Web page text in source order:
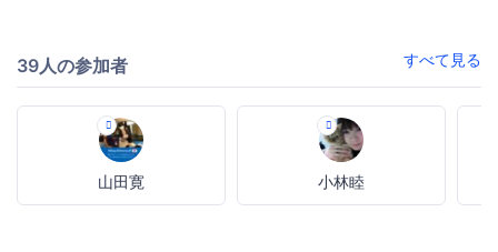
39人の参加者 すべて見る
山田寛 小林睦